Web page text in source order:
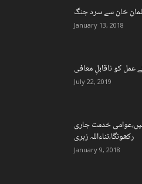
خان سے سرد جنگ
January 13, 2018
July 22, 2019
خدمت جاری
رکھونگا،ثناءاللہ زہری
January 9, 2018